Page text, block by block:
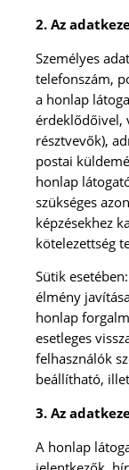
2. Az
Személyes
telefonszám,
a honlap
érdeklődőivel,
résztvevők),
postai
honlap
szükséges
képzésekhez
kötelezettség
Sütik
élmény
honlap
esetleges
felhasználók
beállítható,
3. Az
A honlap